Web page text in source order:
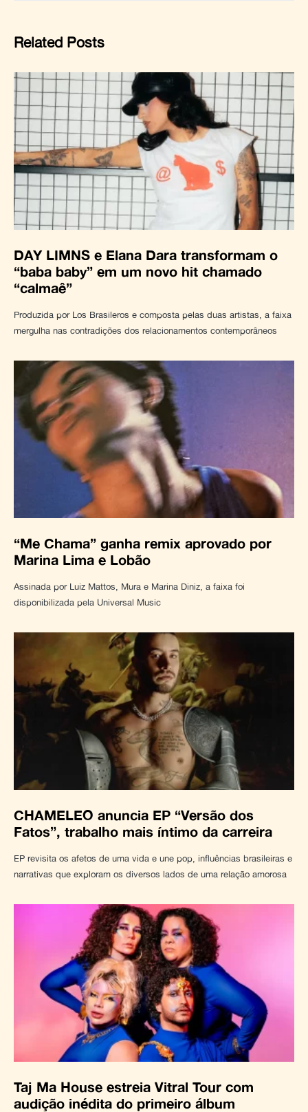
Related Posts
DAY LIMNS e Elana Dara transformam o
“baba baby” em um novo hit chamado
“calmaê”
Produzida por Los Brasileros e composta pelas duas artistas, a faixa
mergulha nas contradições dos relacionamentos contemporâneos
“Me Chama” ganha remix aprovado por
Marina Lima e Lobão
Assinada por Luiz Mattos, Mura e Marina Diniz, a faixa foi
disponibilizada pela Universal Music
CHAMELEO anuncia EP “Versão dos
Fatos”, trabalho mais íntimo da carreira
EP revisita os afetos de uma vida e une pop, influências brasileiras e
narrativas que exploram os diversos lados de uma relação amorosa
Taj Ma House estreia Vitral Tour com
audição inédita do primeiro álbum